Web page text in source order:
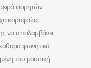
φορητών
κορυφαίας
να απολαμβάνει
φωνητικά
του μουσική.